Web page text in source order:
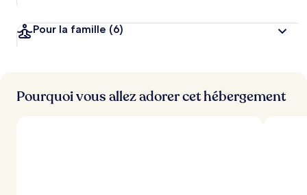
Pour la famille (6)
Pourquoi vous allez adorer cet hébergement